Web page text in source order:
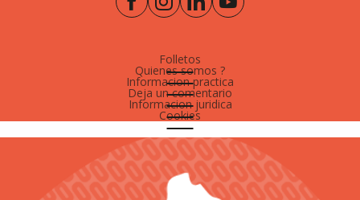
Folletos
Quienes somos ?
Informacion practica
Deja un comentario
Informacion juridica
Cookies